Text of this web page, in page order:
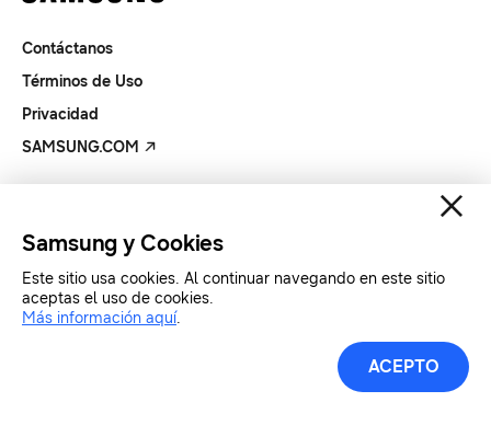
Contáctanos
Términos de Uso
Privacidad
SAMSUNG.COM
Samsung y Cookies
Este sitio usa cookies. Al continuar navegando en este sitio
aceptas el uso de cookies.
Más información aquí.
ACEPTO